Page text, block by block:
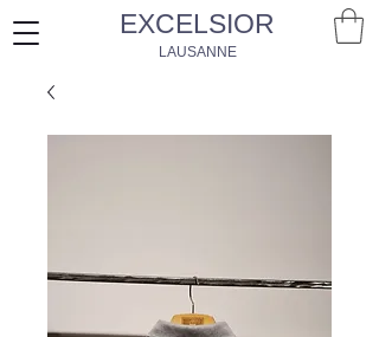
EXCELSIOR
LAUSANNE